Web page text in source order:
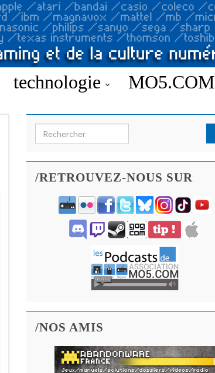
technologie MO5.COM
Search for:
/RETROUVEZ-NOUS SUR
/NOS AMIS